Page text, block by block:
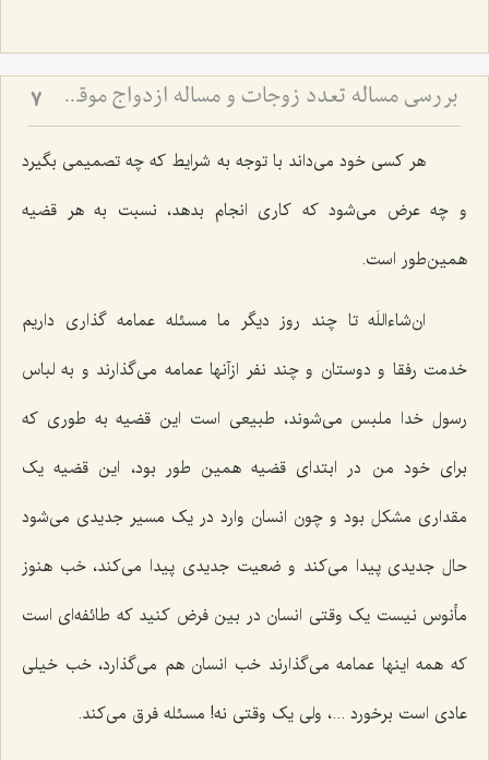
بررسی مساله تعدد زوجات و مساله ازدواج موقت(2) 7
هر کسی خود می‌داند با توجه به شرایط که چه تصمیمی بگیرد
و چه عرض می‌شود که کاری انجام بدهد، نسبت به هر قضیه
همین‌طور است.
ان‌شاءاللَه تا چند روز دیگر ما مسئله عمامه گذاری داریم
خدمت رفقا و دوستان و چند نفر ازآنها عمامه می‌گذارند و به لباس
رسول خدا ملبس می‌شوند، طبیعی است این قضیه به طوری که
برای خود من در ابتدای قضیه همین طور بود، این قضیه یک
مقداری مشکل بود و چون انسان وارد در یک مسیر جدیدی می‌شود
حال جدیدی پیدا می‌کند و ضعیت جدیدی پیدا می‌کند، خب هنوز
مأنوس نیست یک وقتی انسان در بین فرض کنید که طائفه‌ای است
که همه اینها عمامه می‌گذارند خب انسان هم می‌گذارد، خب خیلی
عادی است برخورد ...، ولی یک وقتی نه! مسئله فرق می‌کند.